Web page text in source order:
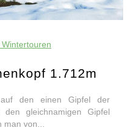
1.712m
den einen Gipfel der
den gleichnamigen Gipfel
man von...